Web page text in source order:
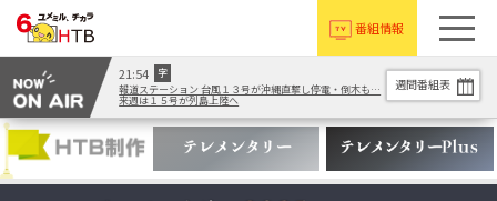
番組情報
21:54
字
報道ステーション 台風１３号が沖縄直撃し停電・倒木も…
来週は１５号が列島上陸へ
週間番組表